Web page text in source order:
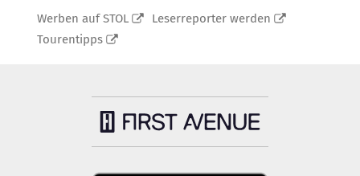
Werben auf STOL
Leserreporter werden
Tourentipps